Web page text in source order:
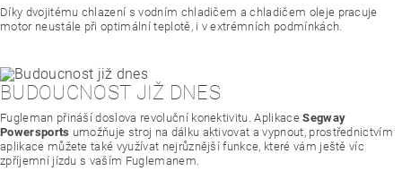
Díky dvojitému chlazení s vodním chladičem a chladičem oleje pracuje
motor neustále při optimální teplotě, i v extrémních podmínkách.
BUDOUCNOST JIŽ DNES
Fugleman přináší doslova revoluční konektivitu. Aplikace Segway
Powersports umožňuje stroj na dálku aktivovat a vypnout, prostřednictvím
aplikace můžete také využívat nejrůznější funkce, které vám ještě víc
zpříjemní jízdu s vaším Fuglemanem.